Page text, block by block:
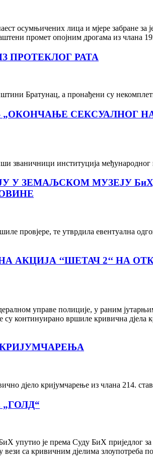
осумњичених лица и мјере забране за
промет опојним дрогама из члана
ПРОТЕКЛОГ РАТА
Братунац, а пронађени су
СЕКСУАЛНОГ
званичници институција међународног
У ЗЕМАЉСКОМ МУЗЕЈУ
провјере, те утврдила евентуална
‘‘ШЕТАЧ 2‘‘ НА
управе полиције, у раним
континуирано вршиле кривична дјела
дјело кријумчарење из члана 214.
је према Суду БиХ приједлог за
са кривичним дјелима злоупотреба